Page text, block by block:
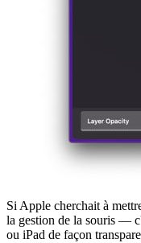
Si Apple cherchait à
la gestion de la souris ―
ou iPad de façon